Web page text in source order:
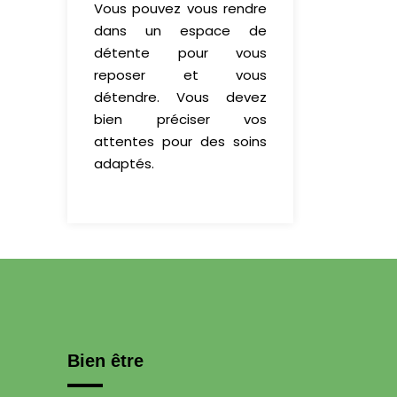
Vous pouvez vous rendre
dans un espace de
détente pour vous
reposer et vous
détendre. Vous devez
bien préciser vos
attentes pour des soins
adaptés.
Bien être